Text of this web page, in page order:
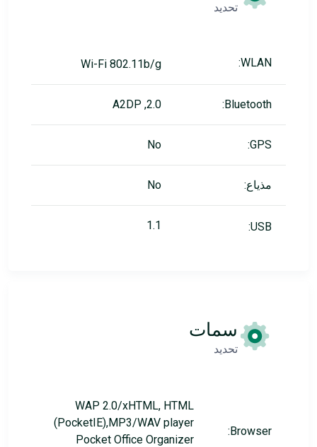
تحديد
WLAN:
Wi-Fi 802.11b/g
Bluetooth:
2.0, A2DP
GPS:
No
مذياع: No
USB:
1.1
سمات
تحديد
Browser:
WAP 2.0/xHTML, HTML
(PocketIE),MP3/WAV player
Pocket Office Organizer